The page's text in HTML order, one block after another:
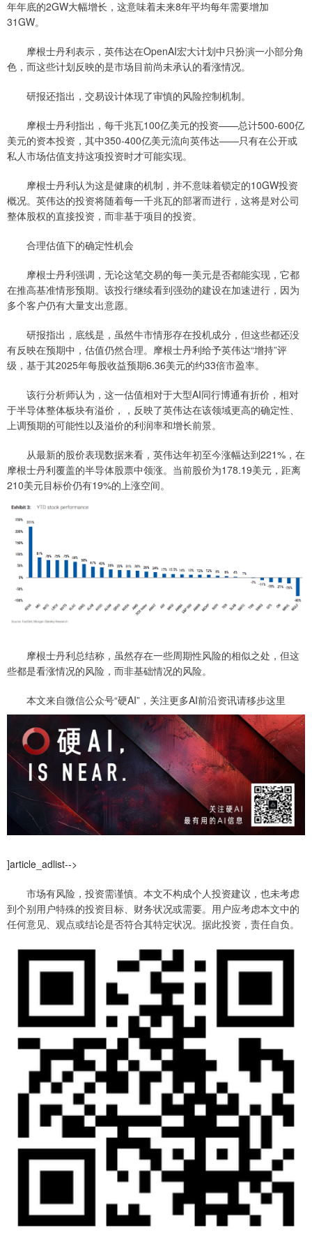
年年底的2GW大幅增长，这意味着未来8年平均每年需要增加
31GW。
摩根士丹利表示，英伟达在OpenAI宏大计划中只扮演一小部分角
色，而这些计划反映的是市场目前尚未承认的看涨情况。
研报还指出，交易设计体现了审慎的风险控制机制。
摩根士丹利指出，每千兆瓦100亿美元的投资——总计500-600亿
美元的资本投资，其中350-400亿美元流向英伟达——只有在公开或
私人市场估值支持这项投资时才可能实现。
摩根士丹利认为这是健康的机制，并不意味着锁定的10GW投资
概况。英伟达的投资将随着每一千兆瓦的部署而进行，这将是对公司
整体股权的直接投资，而非基于项目的投资。
合理估值下的确定性机会
摩根士丹利强调，无论这笔交易的每一美元是否都能实现，它都
在推高基准情形预期。该投行继续看到强劲的建设在加速进行，因为
多个客户仍有大量支出意愿。
研报指出，底线是，虽然牛市情形存在投机成分，但这些都还没
有反映在预期中，估值仍然合理。摩根士丹利给予英伟达“增持”评
级，基于其2025年每股收益预期6.36美元的约33倍市盈率。
该行分析师认为，这一估值相对于大型AI同行博通有折价，相对
于半导体整体板块有溢价，，反映了英伟达在该领域更高的确定性、
上调预期的可能性以及溢价的利润率和增长前景。
从最新的股价表现数据来看，英伟达年初至今涨幅达到221%，在
摩根士丹利覆盖的半导体股票中领涨。当前股价为178.19美元，距离
210美元目标价仍有19%的上涨空间。
摩根士丹利总结称，虽然存在一些周期性风险的相似之处，但这
些都是看涨情况的风险，而非基础情况的风险。
本文来自微信公众号“硬AI”，关注更多AI前沿资讯请移步这里
]article_adlist-->
市场有风险，投资需谨慎。本文不构成个人投资建议，也未考虑
到个别用户特殊的投资目标、财务状况或需要。用户应考虑本文中的
任何意见、观点或结论是否符合其特定状况。据此投资，责任自负。